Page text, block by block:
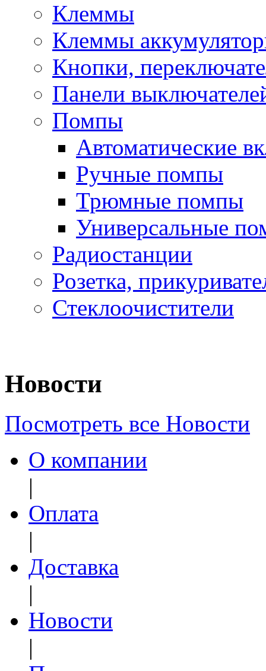
Клеммы
Клеммы
Кнопки,
Панели
Помпы
Автоматические
Ручные помпы
Трюмные помпы
Универсальные
Радиостанции
Розетка,
Стеклоочистители
Новости
Посмотреть все Новости
О компании
|
Оплата
|
Доставка
|
Новости
|